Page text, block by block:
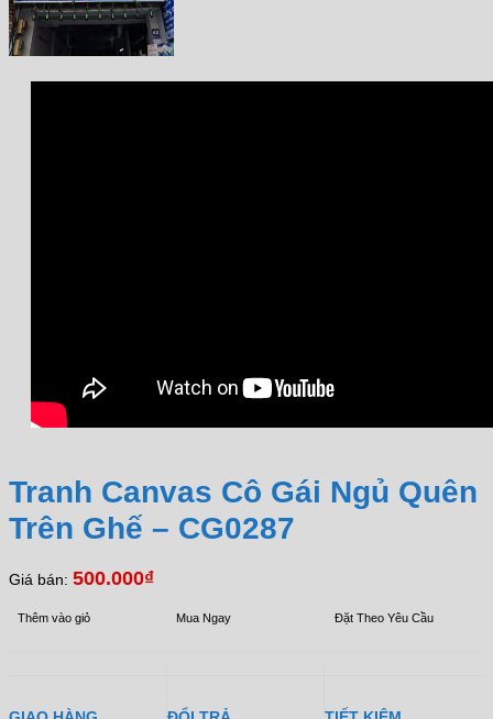
Tranh Canvas Cô Gái Ngủ Quên
Trên Ghế – CG0287
Giá bán: 500.000₫
Thêm vào giỏ Mua Ngay Đặt Theo Yêu Cầu